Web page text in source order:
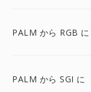
PALM から RGB に
PALM から SGI に